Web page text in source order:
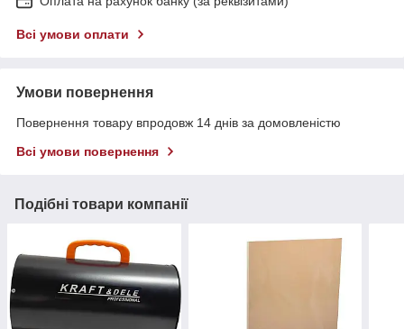
Всі умови оплати
Умови повернення
Повернення товару впродовж 14 днів за домовленістю
Всі умови повернення
Подібні товари компанії